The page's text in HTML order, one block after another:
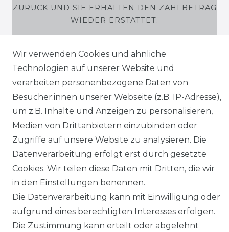
ZURÜCK UND SIE ERHALTEN DEN ZAHLBETRAG
WIEDER ERSTATTET.
SHOP
SERVICE
Holzenplotz
Impressum Daten­schutz­erklärung
Wir verwenden Cookies und ähnliche
Technologien auf unserer Website und
verarbeiten personenbezogene Daten von
Besucher:innen unserer Webseite (z.B. IP-Adresse),
um z.B. Inhalte und Anzeigen zu personalisieren,
Medien von Drittanbietern einzubinden oder
Zugriffe auf unsere Website zu analysieren. Die
Datenverarbeitung erfolgt erst durch gesetzte
Cookies. Wir teilen diese Daten mit Dritten, die wir
in den Einstellungen benennen.
Die Datenverarbeitung kann mit Einwilligung oder
aufgrund eines berechtigten Interesses erfolgen.
Die Zustimmung kann erteilt oder abgelehnt